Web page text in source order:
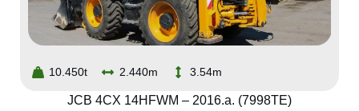
10.450t 2.440m 3.54m
JCB 4CX 14HFWM – 2016.a. (7998TE)